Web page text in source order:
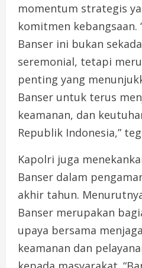
momentum strategis
komitmen kebangsaan.
Banser ini bukan
seremonial, tetapi
penting yang
Banser untuk terus
keamanan, dan
Republik Indonesia,”
Kapolri juga
Banser dalam
akhir tahun.
Banser merupakan
upaya bersama
keamanan dan